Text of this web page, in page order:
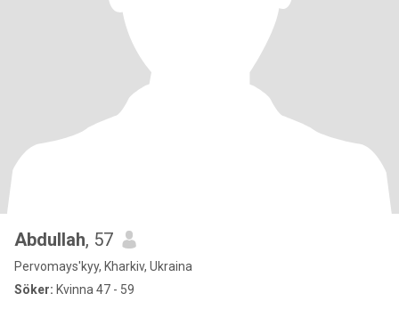
Abdullah, 57
Pervomays'kyy, Kharkiv, Ukraina
Söker: Kvinna 47 - 59